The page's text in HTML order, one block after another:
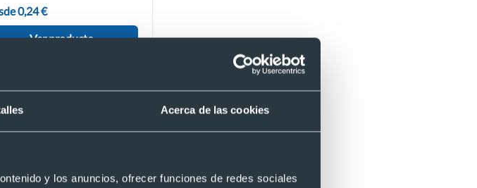
Acerca de las cookies
y los anuncios, ofrecer funciones de redes sociales
0,24 €
Ver producto